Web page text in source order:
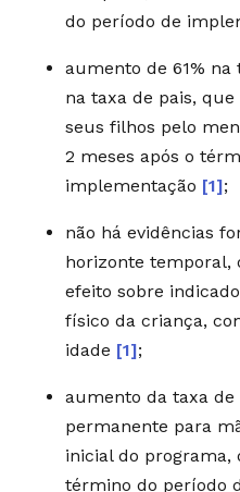
do período de
aumento de 61% na
na taxa de pais,
seus filhos pelo
2 meses após o
implementação [1];
não há evidências
horizonte temporal,
efeito sobre
físico da criança,
idade [1];
aumento da taxa de
permanente para
inicial do programa,
término do período